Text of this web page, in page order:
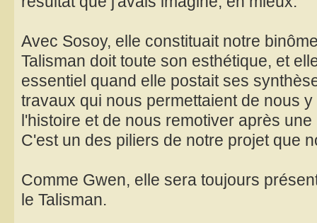
Avec Sosoy, elle constituait notre
Talisman doit toute son esthétique, et
essentiel quand elle postait ses
travaux qui nous permettaient de nous
l'histoire et de nous remotiver après
C'est un des piliers de notre projet que
Comme Gwen, elle sera toujours
le Talisman.